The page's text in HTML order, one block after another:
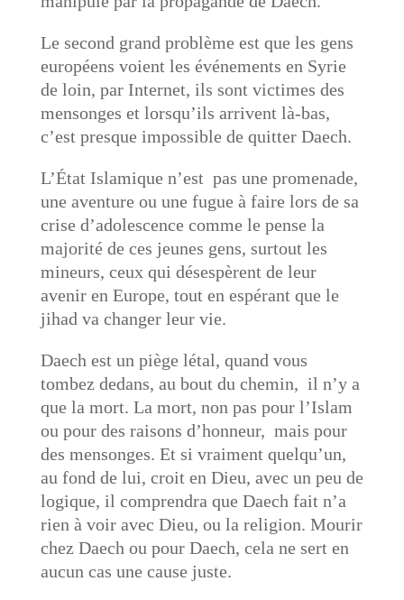
Le second grand problème est que les gens
européens voient les événements en Syrie
de loin, par Internet, ils sont victimes des
mensonges et lorsqu’ils arrivent là-bas,
c’est presque impossible de quitter Daech.
L’État Islamique n’est pas une promenade,
une aventure ou une fugue à faire lors de sa
crise d’adolescence comme le pense la
majorité de ces jeunes gens, surtout les
mineurs, ceux qui désespèrent de leur
avenir en Europe, tout en espérant que le
jihad va changer leur vie.
Daech est un piège létal, quand vous
tombez dedans, au bout du chemin, il n’y a
que la mort. La mort, non pas pour l’Islam
ou pour des raisons d’honneur, mais pour
des mensonges. Et si vraiment quelqu’un,
au fond de lui, croit en Dieu, avec un peu de
logique, il comprendra que Daech fait n’a
rien à voir avec Dieu, ou la religion. Mourir
chez Daech ou pour Daech, cela ne sert en
aucun cas une cause juste.